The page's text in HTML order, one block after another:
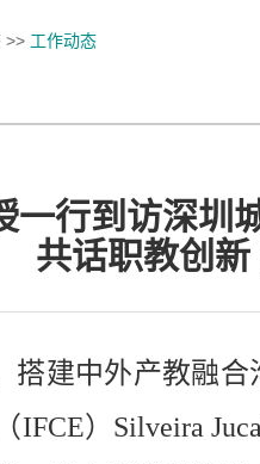
>> 工作动态
行到访深圳
共话职教创
搭建中外产教融
IFCE）Silveira